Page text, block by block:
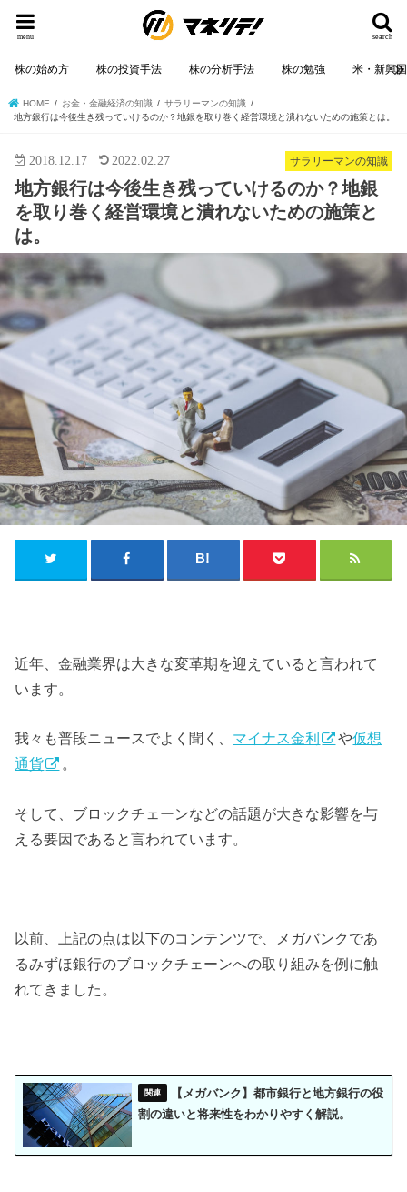
search
menu
株の始め方 株の投資手法 株の分析手法 株の勉強 米・新興
HOME お金・金融経済の知識
サラリーマンの知識
地方銀行は今後生き残っていけるのか？地銀を取り巻く経営環境と潰れないための施策とは。
サラリーマンの知識
2018.12.17 2022.02.27
地方銀行は今後生き残っていけるのか？地銀
を取り巻く経営環境と潰れないための施策と
は。
近年、金融業界は大きな変革期を迎えていると言われて
います。
我々も普段ニュースでよく聞く、 マイナス金利 や仮想
通貨
。
そして、ブロックチェーンなどの話題が大きな影響を与
える要因であると言われています。
以前、上記の点は以下のコンテンツで、メガバンクであ
るみずほ銀行のブロックチェーンへの取り組みを例に触
れてきました。
【メガバンク】都市銀行と地方銀行の役
割の違いと将来性をわかりやすく解説。